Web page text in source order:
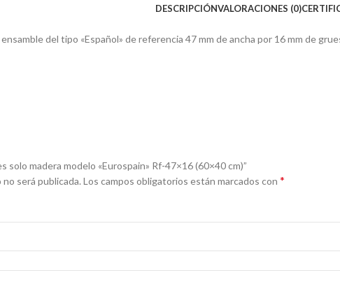
DESCRIPCIÓNVALORACIONES (0)
del tipo «Español» de referencia 47 mm de ancha por 16 mm de
solo madera modelo «Eurospain» Rf-47×16 (60×40 cm)”
será publicada. Los campos obligatorios están marcados con *